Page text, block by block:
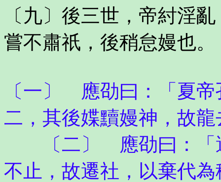
〔九〕後三世，帝紂淫
嘗不肅祇，後稍怠嫚也。
〔一〕 應劭曰：「夏
二，其後媟黷嫚神，故
〔二〕 應劭曰：「遭
不止，故遷社，以棄代